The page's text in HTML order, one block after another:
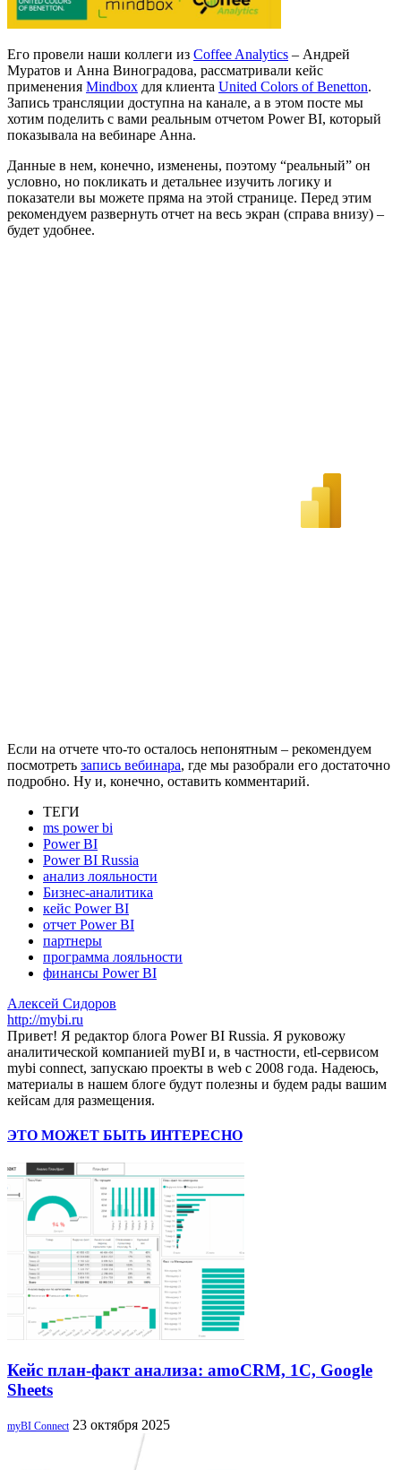
Его провели наши коллеги из Coffee Analytics – Андрей
Муратов и Анна Виноградова, рассматривали кейс
применения Mindbox для клиента United Colors of Benetton.
Запись трансляции доступна на канале, а в этом посте мы
хотим поделить с вами реальным отчетом Power BI, который
показывала на вебинаре Анна.
Данные в нем, конечно, изменены, поэтому “реальный” он
условно, но покликать и детальнее изучить логику и
показатели вы можете пряма на этой странице. Перед этим
рекомендуем развернуть отчет на весь экран (справа внизу) –
будет удобнее.
Если на отчете что-то осталось непонятным – рекомендуем
посмотреть запись вебинара, где мы разобрали его достаточно
подробно. Ну и, конечно, оставить комментарий.
ТЕГИ
ms power bi
Power BI
Power BI Russia
анализ лояльности
Бизнес-аналитика
кейс Power BI
отчет Power BI
партнеры
программа лояльности
финансы Power BI
Алексей Сидоров
http://mybi.ru
Привет! Я редактор блога Power BI Russia. Я руковожу
аналитической компанией myBI и, в частности, etl-сервисом
mybi connect, запускаю проекты в web с 2008 года. Надеюсь,
материалы в нашем блоге будут полезны и будем рады вашим
кейсам для размещения.
ЭТО МОЖЕТ БЫТЬ ИНТЕРЕСНО
Кейс план-факт анализа: amoCRM, 1C, Google
Sheets
myBI Connect 23 октября 2025